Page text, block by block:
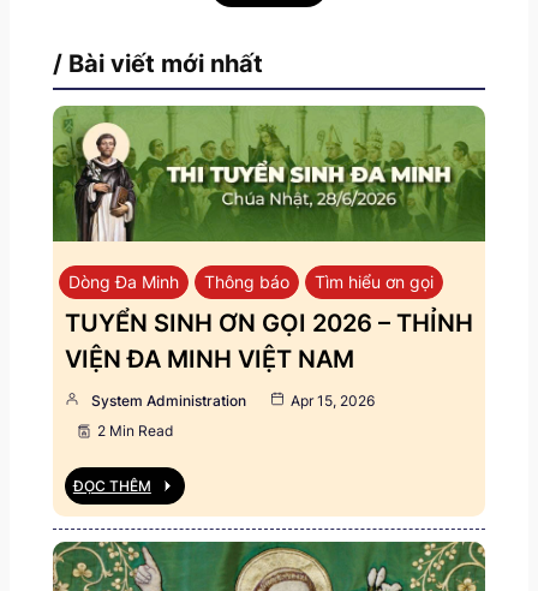
/ Bài viết mới nhất
Dòng Đa Minh Thông báo Tìm hiểu ơn gọi
TUYỂN SINH ƠN GỌI 2026 – THỈNH
VIỆN ĐA MINH VIỆT NAM
System Administration
Apr 15, 2026
2 Min Read
ĐỌC THÊM